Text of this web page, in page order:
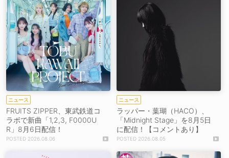
ニュース
FRUITS ZIPPER、東武鉄道コ
ラボで新曲「1,2,3, F0000U
R」8月6日配信！
2026.08.06
ニュース
ラッパー・葉瑚（HACO）、
「Midnight Stage」を8月5日
に配信！【コメントあり】
2026.08.05